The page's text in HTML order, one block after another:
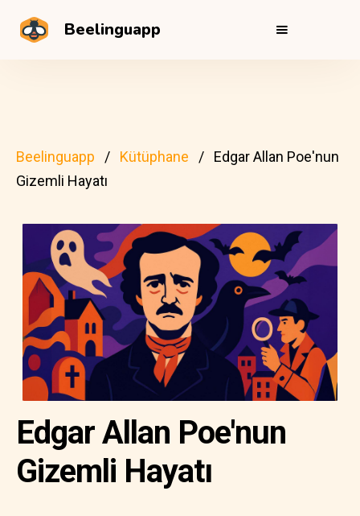
Beelinguapp
Beelinguapp Kütüphane
Edgar Allan Poe'nun
Gizemli Hayatı
Edgar Allan Poe'nun
Gizemli Hayatı